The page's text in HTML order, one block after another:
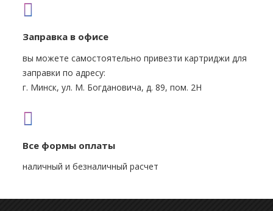
Заправка в офисе
вы можете самостоятельно привезти картриджи для
заправки по адресу:
г. Минск, ул. М. Богдановича, д. 89, пом. 2Н
Все формы оплаты
наличный и безналичный расчет